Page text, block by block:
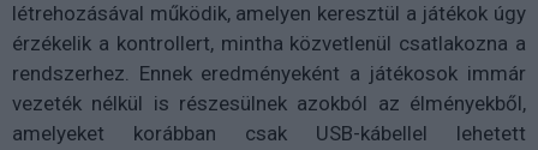
létrehozásával működik, amelyen keresztül a játékok úgy
érzékelik a kontrollert, mintha közvetlenül csatlakozna a
rendszerhez. Ennek eredményeként a játékosok immár
vezeték nélkül is részesülnek azokból az élményekből,
amelyeket korábban csak USB-kábellel lehetett